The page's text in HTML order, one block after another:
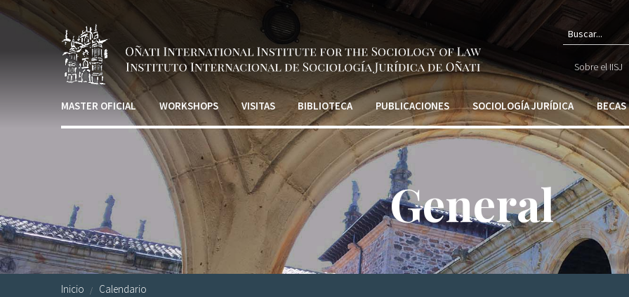
Pasar al contenido principal
de
Sobre el IISJ
MASTER OFICIAL WORKSHOPS VISITAS BIBLIOTECA PUBLICACIONES SOCIOLOGÍA JURÍDICA BECAS
General
Inicio Calendario